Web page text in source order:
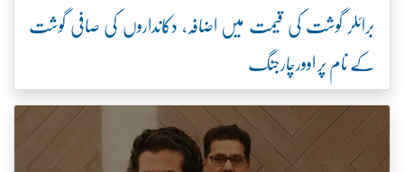
برائلر گوشت کی قیمت میں اضافہ، دکانداروں کی صافی گوشت
کے نام پر اوورچارجنگ